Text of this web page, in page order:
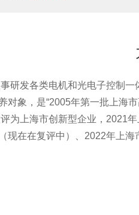
研发各类电机和光电子控制
对象，是“2005年第一批上海
为上海市创新型企业，2021
现在在复评中）、2022年上